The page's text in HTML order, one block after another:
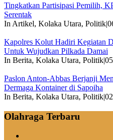
Tingkatkan Partisipasi Pemilih,
Serentak
In Artikel, Kolaka Utara, Politik|
Kapolres Kolut Hadiri Kegiatan
Untuk Wujudkan Pilkada Damai
In Berita, Kolaka Utara, Politik|
Paslon Anton-Abbas Berjanji
Dermaga Kontainer di Sapoiha
In Berita, Kolaka Utara, Politik|
Olahraga Terbaru